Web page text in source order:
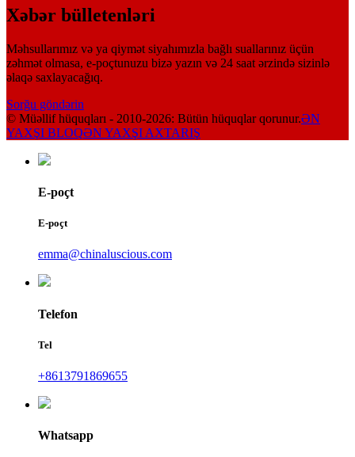
Xəbər bülletenləri
Məhsullarımız və ya qiymət siyahımızla bağlı suallarınız üçün
zəhmət olmasa, e-poçtunuzu bizə yazın və 24 saat ərzində sizinlə
əlaqə saxlayacağıq.
Sorğu göndərin
© Müəllif hüquqları - 2010-2026: Bütün hüquqlar qorunur.ƏN
YAXŞI BLOQƏN YAXŞI AXTARIŞ
E-poçt
E-poçt
emma@chinaluscious.com
Telefon
Tel
+8613791869655
Whatsapp